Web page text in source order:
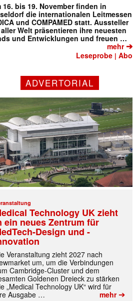
16. bis 19. November finden in
die internationalen Leitmessen
und COMPAMED statt. Aussteller
Welt präsentieren ihre neuesten
und Entwicklungen und freuen …
mehr➔
Leseprobe |Abo
ADVERTORIAL
Technology UK zieht
ein neues Zentrum für
Design und -
Veranstaltung zieht 2027 nach
um, um die Verbindungen
Cambridge-Cluster und dem
Goldenen Dreieck zu stärken
„Medical Technology UK“ wird für
Ausgabe …
mehr➔